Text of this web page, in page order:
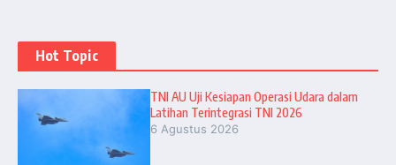
Hot Topic
TNI AU Uji Kesiapan Operasi Udara dalam
Latihan Terintegrasi TNI 2026
6 Agustus 2026